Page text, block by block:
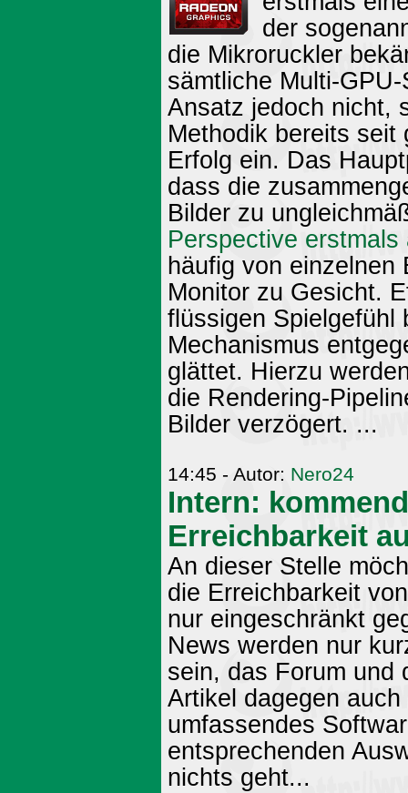
der
die Mikroruckler
sämtliche Multi-
Ansatz jedoch nicht,
Methodik bereits seit
Erfolg ein. Das
dass die
Bilder zu
Perspective erstmals
häufig von einzelnen
Monitor zu Gesicht.
flüssigen Spielgefühl
Mechanismus
glättet. Hierzu
die Rendering-
Bilder verzögert. ...
14:45 - Autor: Nero24
Intern:
Erreichbarkeit
An dieser Stelle
die Erreichbarkeit
nur eingeschränkt
News werden nur
sein, das Forum und
Artikel dagegen
umfassendes
entsprechenden
nichts geht...